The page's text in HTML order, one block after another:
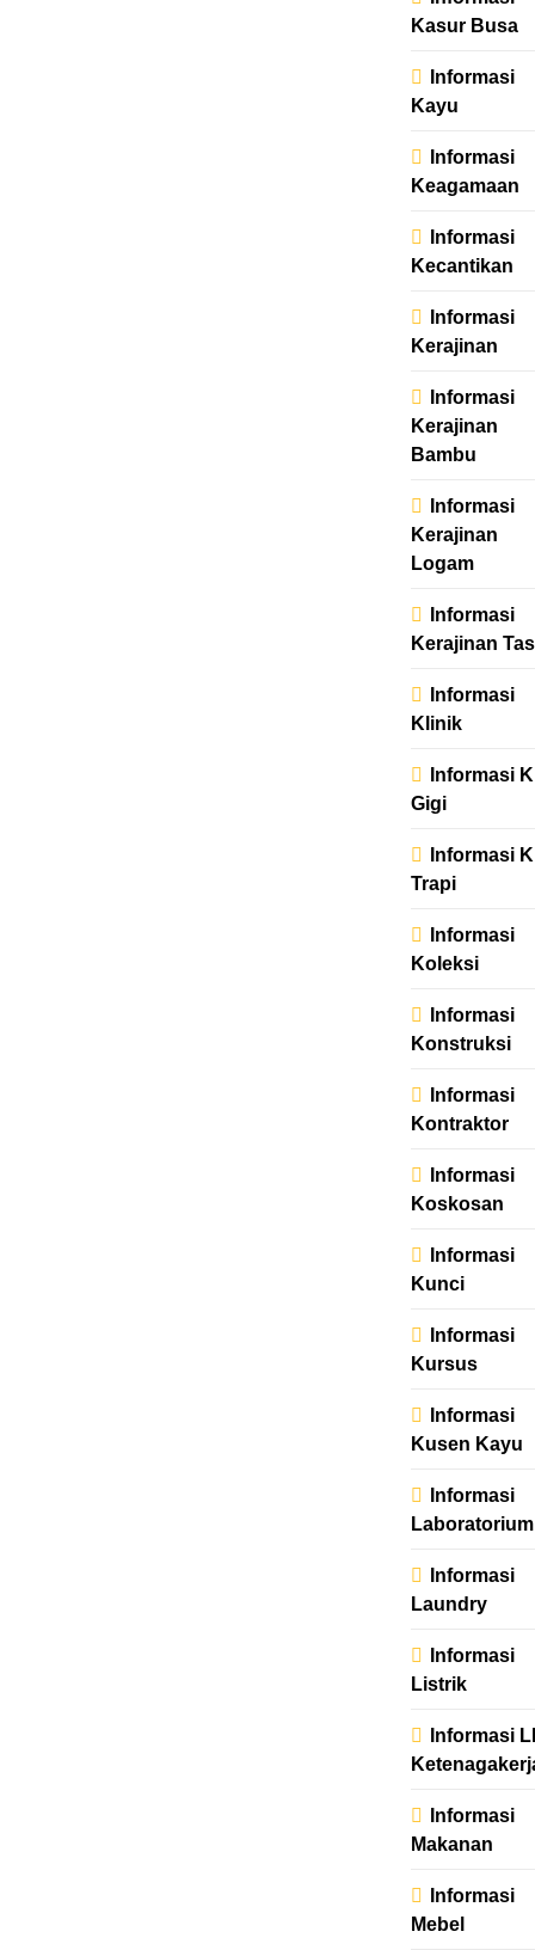
Kasur Busa
Informasi
Kayu
Informasi
Keagamaan
Informasi
Kecantikan
Informasi
Kerajinan
Informasi
Kerajinan
Bambu
Informasi
Kerajinan
Logam
Informasi
Kerajinan Tas
Informasi
Klinik
Informasi
Gigi
Informasi
Trapi
Informasi
Koleksi
Informasi
Konstruksi
Informasi
Kontraktor
Informasi
Koskosan
Informasi
Kunci
Informasi
Kursus
Informasi
Kusen Kayu
Informasi
Laboratorium
Informasi
Laundry
Informasi
Listrik
Informasi
Informasi
Makanan
Informasi
Mebel